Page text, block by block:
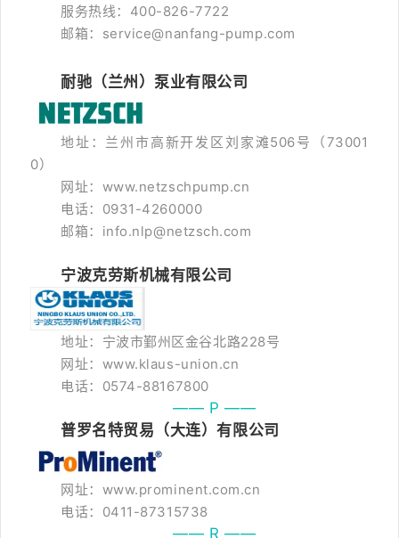
服务热线：400-826-7722
邮箱：service@nanfang-pump.com
耐驰（兰州）泵业有限公司
地址：兰州市高新开发区刘家滩506号（73001
0）
网址：www.netzschpump.cn
电话：0931-4260000
邮箱：info.nlp@netzsch.com
宁波克劳斯机械有限公司
地址：宁波市鄞州区金谷北路228号
网址：www.klaus-union.cn
电话：0574-88167800
—— P ——
普罗名特贸易（大连）有限公司
网址：www.prominent.com.cn
电话：0411-87315738
—— R ——